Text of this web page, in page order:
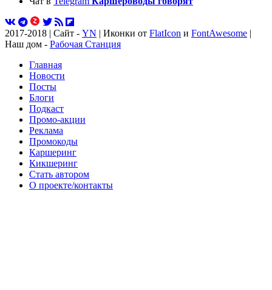
2017-2018 | Сайт - YN | Иконки от FlatIcon и FontAwesome |
Наш дом - Рабочая Станция
Главная
Новости
Посты
Блоги
Подкаст
Промо-акции
Реклама
Промокоды
Каршеринг
Кикшеринг
Стать автором
О проекте/контакты